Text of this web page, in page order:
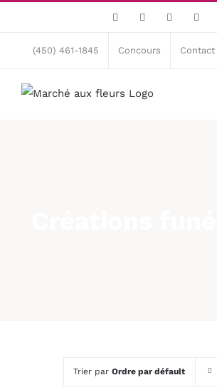
content
Facebook Instagram
(450) 461-1845 Concours Contact
Trier par Ordre par défault